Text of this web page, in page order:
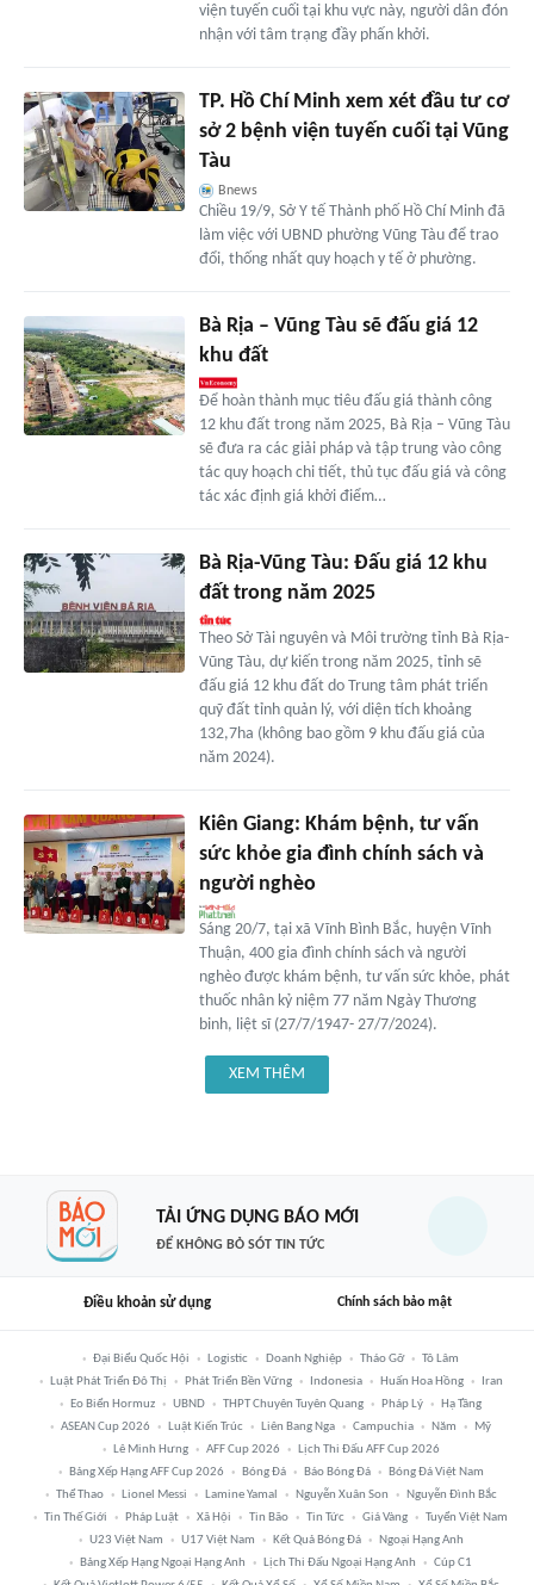
viện tuyến cuối tại khu vực này, người dân đón
nhận với tâm trạng đầy phấn khởi.
TP. Hồ Chí Minh xem xét đầu tư cơ
sở 2 bệnh viện tuyến cuối tại Vũng
Tàu
Bnews
Chiều 19/9, Sở Y tế Thành phố Hồ Chí Minh đã
làm việc với UBND phường Vũng Tàu để trao
đổi, thống nhất quy hoạch y tế ở phường.
Bà Rịa – Vũng Tàu sẽ đấu giá 12
khu đất
Để hoàn thành mục tiêu đấu giá thành công
12 khu đất trong năm 2025, Bà Rịa – Vũng Tàu
sẽ đưa ra các giải pháp và tập trung vào công
tác quy hoạch chi tiết, thủ tục đấu giá và công
tác xác định giá khởi điểm…
Bà Rịa-Vũng Tàu: Đấu giá 12 khu
đất trong năm 2025
Theo Sở Tài nguyên và Môi trường tỉnh Bà Rịa-
Vũng Tàu, dự kiến trong năm 2025, tỉnh sẽ
đấu giá 12 khu đất do Trung tâm phát triển
quỹ đất tỉnh quản lý, với diện tích khoảng
132,7ha (không bao gồm 9 khu đấu giá của
năm 2024).
Kiên Giang: Khám bệnh, tư vấn
sức khỏe gia đình chính sách và
người nghèo
Sáng 20/7, tại xã Vĩnh Bình Bắc, huyện Vĩnh
Thuận, 400 gia đình chính sách và người
nghèo được khám bệnh, tư vấn sức khỏe, phát
thuốc nhân kỷ niệm 77 năm Ngày Thương
binh, liệt sĩ (27/7/1947- 27/7/2024).
XEM THÊM
TẢI ỨNG DỤNG BÁO MỚI
ĐỂ KHÔNG BỎ SÓT TIN TỨC
Điều khoản sử dụng Chính sách bảo mật
Đại Biểu Quốc Hội Logistic Doanh Nghiệp Tháo Gỡ
Tô Lâm
Luật Phát Triển Đô Thị
Phát Triển Bền Vững Indonesia Huấn Hoa Hồng
Iran
Eo Biển Hormuz
UBND THPT Chuyên Tuyên Quang Pháp Lý
Hạ Tầng
ASEAN Cup 2026
Luật Kiến Trúc Liên Bang Nga Campuchia Năm
Mỹ
Lê Minh Hưng
AFF Cup 2026
Lịch Thi Đấu AFF Cup 2026
Bảng Xếp Hạng AFF Cup 2026
Bóng Đá Báo Bóng Đá
Bóng Đá Việt Nam
Thể Thao
Lionel Messi Lamine Yamal Nguyễn Xuân Son
Nguyễn Đình Bắc
Tin Thế Giới
Pháp Luật Xã Hội Tin Bão Tin Tức Giá Vàng
Tuyển Việt Nam
U23 Việt Nam
U17 Việt Nam Kết Quả Bóng Đá
Ngoại Hạng Anh
Bảng Xếp Hạng Ngoại Hạng Anh
Lịch Thi Đấu Ngoại Hạng Anh
Cúp C1